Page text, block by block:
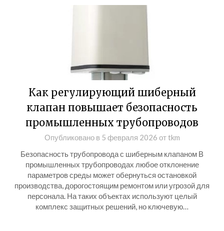
Как регулирующий шиберный
клапан повышает безопасность
промышленных трубопроводов
Опубликовано в 5 февраля 2026 отtkm
Безопасность трубопровода с шиберным клапаном В
промышленных трубопроводах любое отклонение
параметров среды может обернуться остановкой
производства, дорогостоящим ремонтом или угрозой для
персонала. На таких объектах используют целый
комплекс защитных решений, но ключевую…